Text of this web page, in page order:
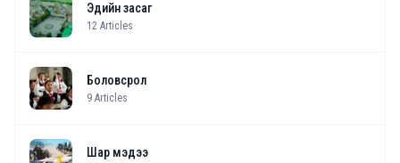
Эдийн засаг
12 Articles
Боловсрол
9 Articles
Шар мэдээ